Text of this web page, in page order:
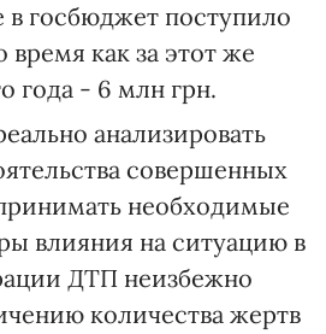
госбюджет поступило
время как за этот же
года - 6 млн грн.
анализировать
совершенных
необходимые
влияния на ситуацию в
ДТП неизбежно
количества жертв